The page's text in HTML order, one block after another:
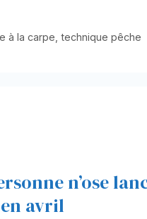
à la carpe technique pêche
n’ose
avril